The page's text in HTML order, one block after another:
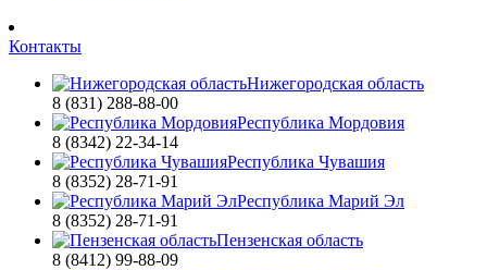
Контакты
Нижегородская область
8 (831) 288-88-00
Республика Мордовия
8 (8342) 22-34-14
Республика Чувашия
8 (8352) 28-71-91
Республика Марий Эл
8 (8352) 28-71-91
Пензенская область
8 (8412) 99-88-09